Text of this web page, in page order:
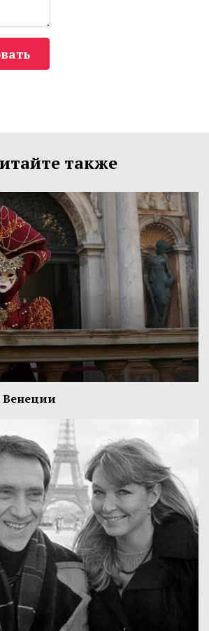
также
Венеции